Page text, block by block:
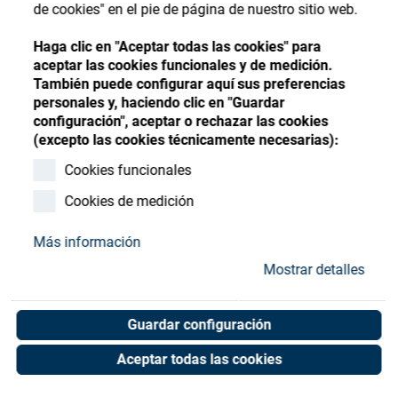
de cookies" en el pie de página de nuestro sitio web.
Haga clic en "Aceptar todas las cookies" para
aceptar las cookies funcionales y de medición.
También puede configurar aquí sus preferencias
personales y, haciendo clic en "Guardar
configuración", aceptar o rechazar las cookies
(excepto las cookies técnicamente necesarias):
Cookies funcionales
Cookies de medición
Más información
Mostrar detalles
Guardar configuración
Aceptar todas las cookies
Recursos
Contacto